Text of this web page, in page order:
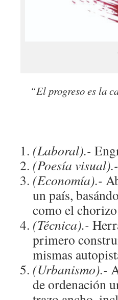
“El progreso es la
(Laboral).-
(Poesía
(Economía).-
un país,
como el
(Técnica).-
primero
mismas
(Urbanismo).-
de ordenación